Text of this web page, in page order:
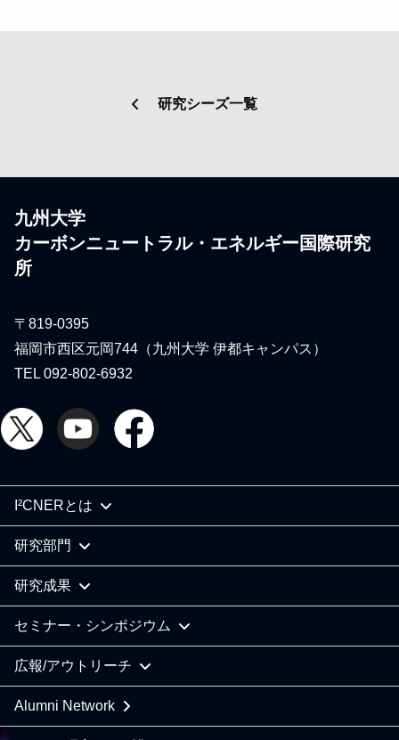
研究シーズ一覧
九州大学
カーボンニュートラル・エネルギー国際研究
所
〒819-0395
福岡市西区元岡744（九州大学 伊都キャンパス）
TEL 092-802-6932
I²CNERとは
研究部門
研究成果
セミナー・シンポジウム
広報/アウトリーチ
Alumni Network